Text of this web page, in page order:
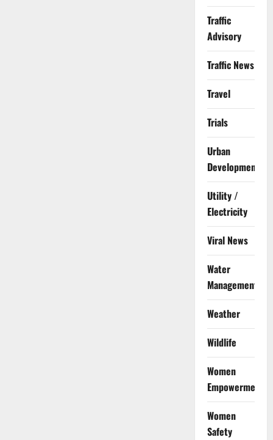
Traffic
Advisory
Traffic News
Travel
Trials
Urban
Development
Utility /
Electricity
Viral News
Water
Management
Weather
Wildlife
Women
Empowerment
Women
Safety